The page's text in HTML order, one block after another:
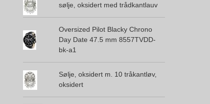
sølje, oksidert med trådkantlauv
Oversized Pilot Blacky Chrono
Day Date 47.5 mm 8557TVDD-
bk-a1
Sølje, oksidert m. 10 tråkantløv,
oksidert